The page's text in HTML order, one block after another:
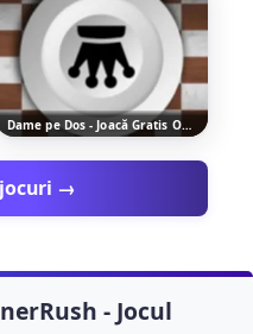
Dame pe Dos - Joacă Gratis Online
→
- Jocul